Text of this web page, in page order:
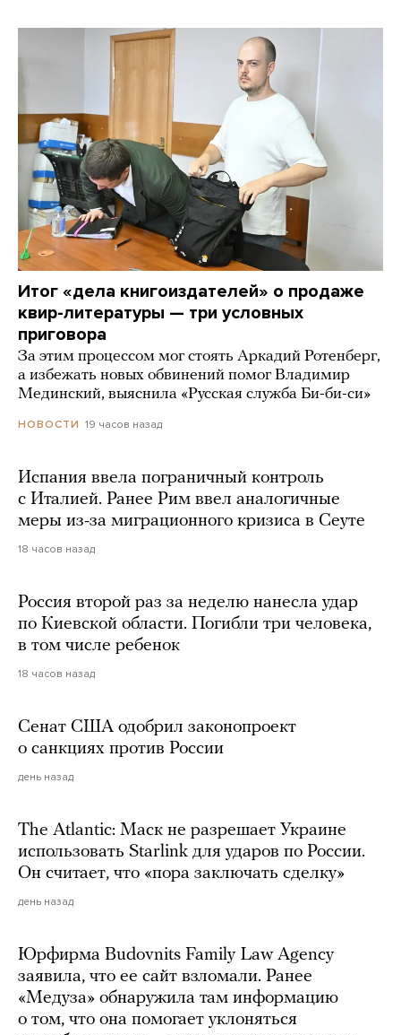
Итог «дела книгоиздателей» о продаже
квир-литературы — три условных
приговора
За этим процессом мог стоять Аркадий Ротенберг,
а избежать новых обвинений помог Владимир
Мединский, выяснила «Русская служба Би-би-си»
НОВОСТИ 19 часов назад
Испания ввела пограничный контроль
с Италией. Ранее Рим ввел аналогичные
меры из-за миграционного кризиса в Сеуте
18 часов назад
Россия второй раз за неделю нанесла удар
по Киевской области. Погибли три человека,
в том числе ребенок
18 часов назад
Сенат США одобрил законопроект
о санкциях против России
день назад
The Atlantic: Маск не разрешает Украине
использовать Starlink для ударов по России.
Он считает, что «пора заключать сделку»
день назад
Юрфирма Budovnits Family Law Agency
заявила, что ее сайт взломали. Ранее
«Медуза» обнаружила там информацию
о том, что она помогает уклоняться